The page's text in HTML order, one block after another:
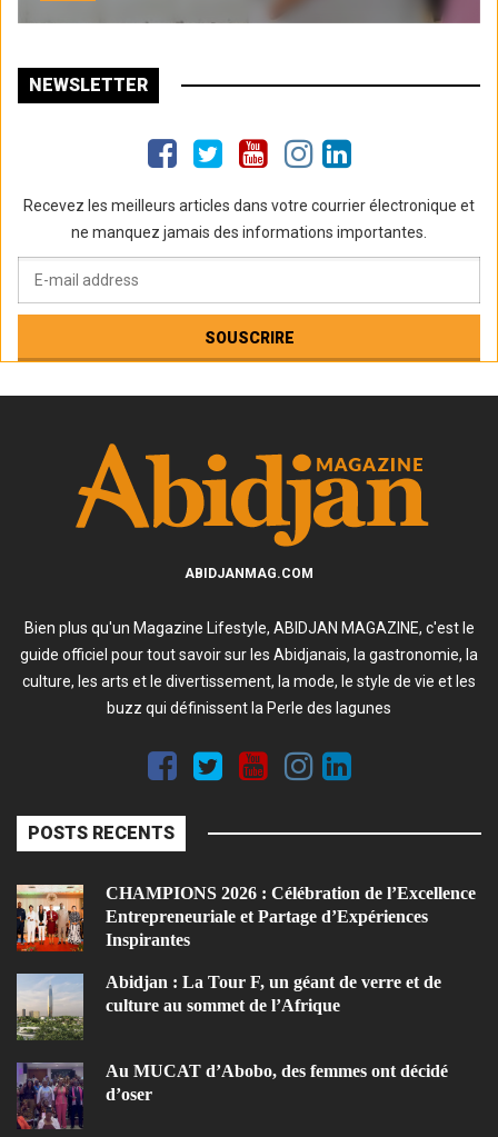
NEWSLETTER
Recevez les meilleurs articles dans votre courrier électronique et
ne manquez jamais des informations importantes.
ABIDJANMAG.COM
Bien plus qu'un Magazine Lifestyle, ABIDJAN MAGAZINE, c'est le
guide officiel pour tout savoir sur les Abidjanais, la gastronomie, la
culture, les arts et le divertissement, la mode, le style de vie et les
buzz qui définissent la Perle des lagunes
POSTS RECENTS
CHAMPIONS 2026 : Célébration de l’Excellence
Entrepreneuriale et Partage d’Expériences
Inspirantes
Abidjan : La Tour F, un géant de verre et de
culture au sommet de l’Afrique
Au MUCAT d’Abobo, des femmes ont décidé
d’oser